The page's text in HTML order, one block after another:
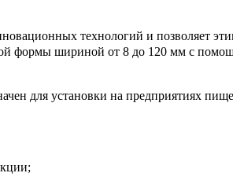
технологий и позволяет
формы шириной от 8 до 120 мм с
для установки на предприятиях